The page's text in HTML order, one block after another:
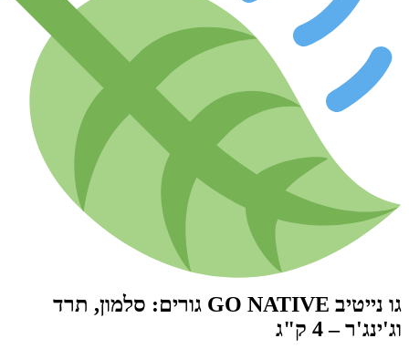
גו נייטיב GO NATIVE גורים: סלמון, תרד
וג'ינג'ר – 4 ק"ג